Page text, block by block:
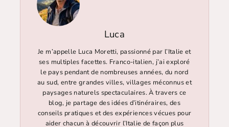
Luca
Je m’appelle Luca Moretti, passionné par l’Italie et
ses multiples facettes. Franco-italien, j’ai exploré
le pays pendant de nombreuses années, du nord
au sud, entre grandes villes, villages méconnus et
paysages naturels spectaculaires. À travers ce
blog, je partage des idées d’itinéraires, des
conseils pratiques et des expériences vécues pour
aider chacun à découvrir l’Italie de façon plus